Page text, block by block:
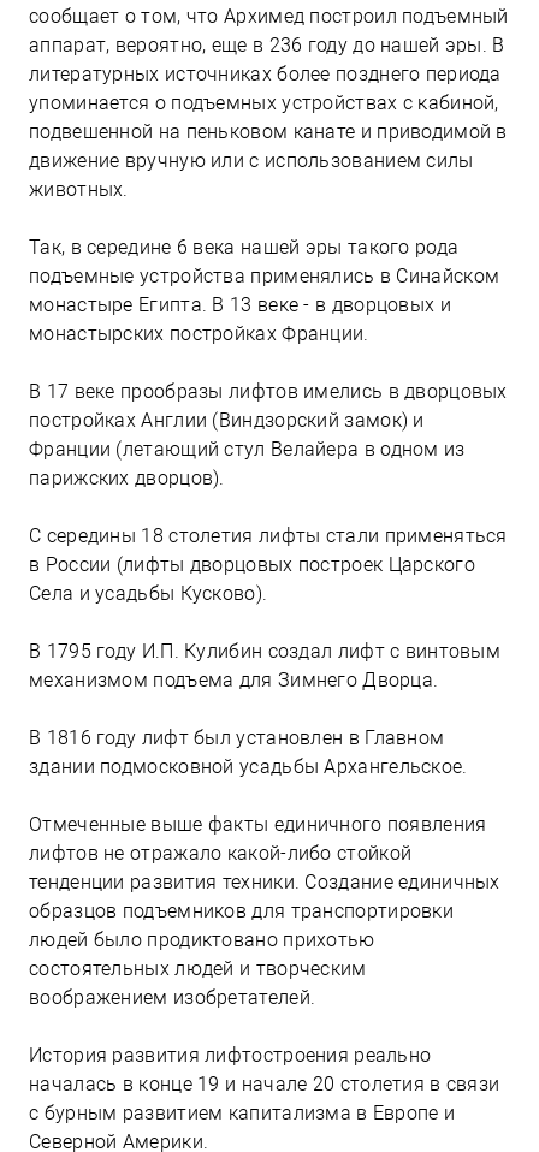
сообщает о том, что Архимед построил подъемный
аппарат, вероятно, еще в 236 году до нашей эры. В
литературных источниках более позднего периода
упоминается о подъемных устройствах с кабиной,
подвешенной на пеньковом канате и приводимой в
движение вручную или с использованием силы
животных.
Так, в середине 6 века нашей эры такого рода
подъемные устройства применялись в Синайском
монастыре Египта. В 13 веке - в дворцовых и
монастырских постройках Франции.
В 17 веке прообразы лифтов имелись в дворцовых
постройках Англии (Виндзорский замок) и
Франции (летающий стул Велайера в одном из
парижских дворцов).
С середины 18 столетия лифты стали применяться
в России (лифты дворцовых построек Царского
Села и усадьбы Кусково).
В 1795 году И.П. Кулибин создал лифт с винтовым
механизмом подъема для Зимнего Дворца.
В 1816 году лифт был установлен в Главном
здании подмосковной усадьбы Архангельское.
Отмеченные выше факты единичного появления
лифтов не отражало какой-либо стойкой
тенденции развития техники. Создание единичных
образцов подъемников для транспортировки
людей было продиктовано прихотью
состоятельных людей и творческим
воображением изобретателей.
История развития лифтостроения реально
началась в конце 19 и начале 20 столетия в связи
с бурным развитием капитализма в Европе и
Северной Америки.